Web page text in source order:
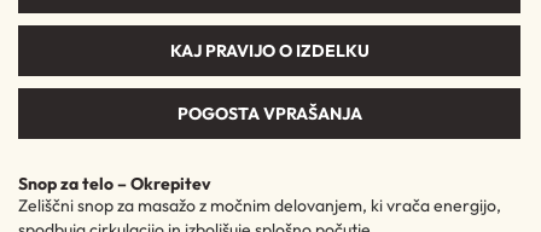
KAJ PRAVIJO O IZDELKU
POGOSTA VPRAŠANJA
Snop za telo – Okrepitev
Zeliščni snop za masažo z močnim delovanjem, ki vrača energijo,